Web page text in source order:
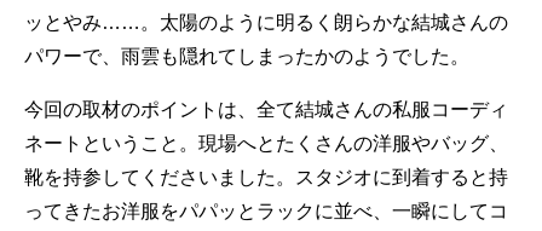
ッとやみ……。太陽のように明るく朗らかな結城さんの
パワーで、雨雲も隠れてしまったかのようでした。
今回の取材のポイントは、全て結城さんの私服コーディ
ネートということ。現場へとたくさんの洋服やバッグ、
靴を持参してくださいました。スタジオに到着すると持
ってきたお洋服をパパッとラックに並べ、一瞬にしてコ